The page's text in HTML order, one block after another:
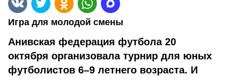
Игра для молодой смены
Анивская федерация футбола 20
октября организовала турнир для юных
футболистов 6–9 летнего возраста. И